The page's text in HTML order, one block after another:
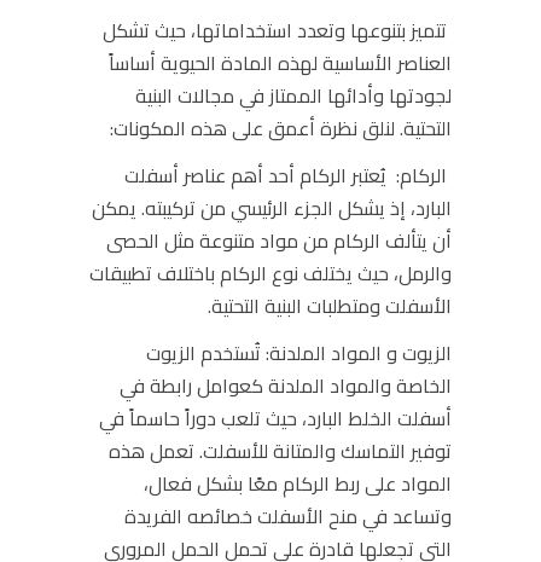
تتميز بتنوعها وتعدد استخداماتها، حيث تشكل
العناصر الأساسية لهذه المادة الحيوية أساساً
لجودتها وأدائها الممتاز في مجالات البنية
التحتية. لنلق نظرة أعمق على هذه المكونات:
الركام: يُعتبر الركام أحد أهم عناصر أسفلت
البارد، إذ يشكل الجزء الرئيسي من تركيبته. يمكن
أن يتألف الركام من مواد متنوعة مثل الحصى
والرمل، حيث يختلف نوع الركام باختلاف تطبيقات
الأسفلت ومتطلبات البنية التحتية.
الزيوت و المواد الملدنة:تُستخدم الزيوت
الخاصة والمواد الملدنة كعوامل رابطة في
أسفلت الخلط البارد، حيث تلعب دوراً حاسماً في
توفير التماسك والمتانة للأسفلت. تعمل هذه
المواد على ربط الركام معًا بشكل فعال،
وتساعد في منح الأسفلت خصائصه الفريدة
التي تجعلها قادرة على تحمل الحمل المروري